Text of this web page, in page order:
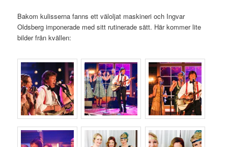
Bakom kulisserna fanns ett väloljat maskineri och Ingvar
Oldsberg imponerade med sitt rutinerade sätt. Här kommer lite
bilder från kvällen: